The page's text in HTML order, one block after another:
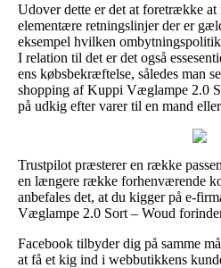
Udover dette er det at foretrække
elementære retningslinjer der er
eksempel hvilken
I relation til det er det også
ens købsbekræftelse, således man
shopping af Kuppi Væglampe 2.0
på udkig efter varer til en mand
Trustpilot præsterer en række
en længere række forhenværende
anbefales det, at du kigger på e-
Væglampe 2.0 Sort – Woud
Facebook tilbyder dig på samme
at få et kig ind i webbutikkens